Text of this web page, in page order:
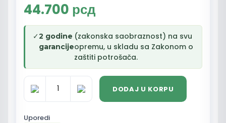
44.700 рсд
✓2 godine
garancije
(zakonska saobraznost) na svu
opremu, u skladu sa Zakonom o
zaštiti potrošača.
WD85PURZ
Western
Digital
DODAJ U KORPU
Uporedi